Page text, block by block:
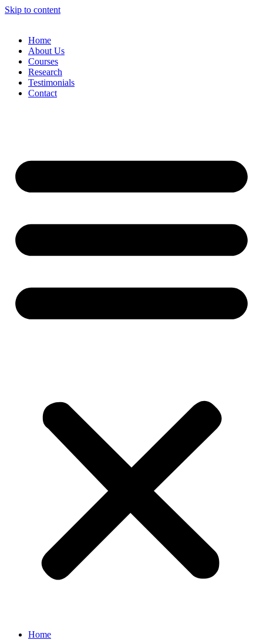
Skip to content
Home
About Us
Courses
Research
Testimonials
Contact
Home